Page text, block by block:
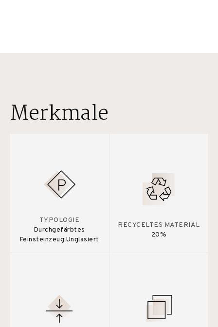
Merkmale
TYPOLOGIE
Durchgefärbtes
Feinsteinzeug Unglasiert
RECYCELTES MATERIAL
20%